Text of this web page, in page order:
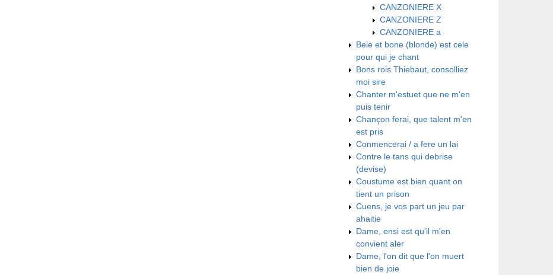
CANZONIERE X
CANZONIERE Z
CANZONIERE a
Bele et bone (blonde) est cele
pour qui je chant
Bons rois Thiebaut, consolliez
moi sire
Chanter m'estuet que ne m'en
puis tenir
Chançon ferai, que talent m'en
est pris
Conmencerai / a fere un lai
Contre le tans qui debrise
(devise)
Coustume est bien quant on
tient un prison
Cuens, je vos part un jeu par
ahaitie
Dame, ensi est qu'il m'en
convient aler
Dame, l'on dit que l'on muert
bien de joie